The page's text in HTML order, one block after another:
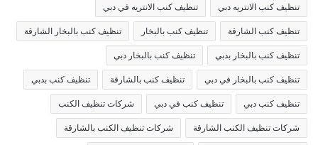
تنظيف كنب الانتريه دبي تنظيف كنب الانتريه في دبي
تنظيف كنب الشارقة تنظيف كنب بالبخار تنظيف كنب بالبخار الشارقة
تنظيف كنب بالبخار بدبي تنظيف كنب بالبخار دبي
تنظيف كنب بالبخار في دبي تنظيف كنب بالشارقة تنظيف كنب بدبي
تنظيف كنب دبي تنظيف كنب في دبي شركات تنظيف الكنب
شركات تنظيف الكنب الشارقة شركات تنظيف الكنب بالشارقة